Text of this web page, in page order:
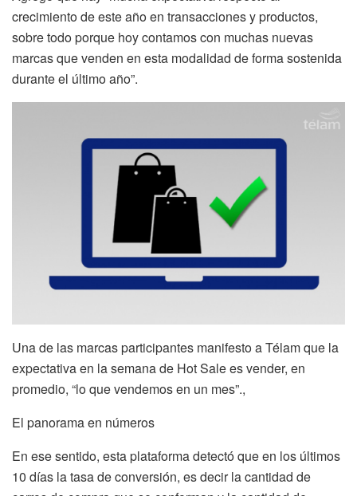
crecimiento de este año en transacciones y productos,
sobre todo porque hoy contamos con muchas nuevas
marcas que venden en esta modalidad de forma sostenida
durante el último año”.
Una de las marcas participantes manifesto a Télam que la
expectativa en la semana de Hot Sale es vender, en
promedio, “lo que vendemos en un mes”.,
El panorama en números
En ese sentido, esta plataforma detectó que en los últimos
10 días la tasa de conversión, es decir la cantidad de